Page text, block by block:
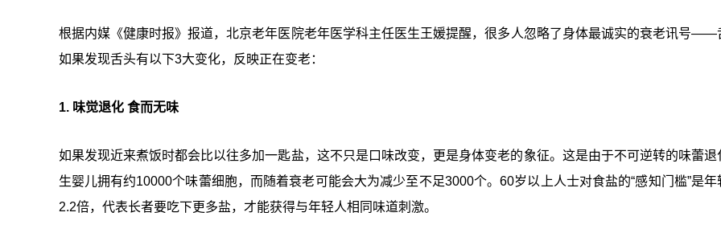
根据内媒《健康时报》报道，北京老年医院老年医学科主任医生王媛提醒，很多人忽略了身体最诚实的衰老讯号——
如果发现舌头有以下3大变化，反映正在变老：
1. 味觉退化 食而无味
如果发现近来煮饭时都会比以往多加一匙盐，这不只是口味改变，更是身体变老的象征。这是由于不可逆转的味蕾退
生婴儿拥有约10000个味蕾细胞，而随着衰老可能会大为减少至不足3000个。60岁以上人士对食盐的“感知门槛”是年
2.2倍，代表长者要吃下更多盐，才能获得与年轻人相同味道刺激。